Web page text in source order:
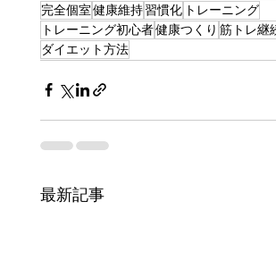
完全個室健康維持習慣化 トレーニング
トレーニング初心者健康つくり 筋トレ継
ダイエット方法
最新記事